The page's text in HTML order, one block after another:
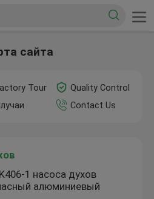
сайта
Tour
Quality Control
Contact Us
1 насоса духов
алюминиевый